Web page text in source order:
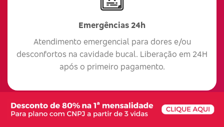
Emergências 24h
Atendimento emergencial para dores e/ou
desconfortos na cavidade bucal. Liberação em 24H
após o primeiro pagamento.